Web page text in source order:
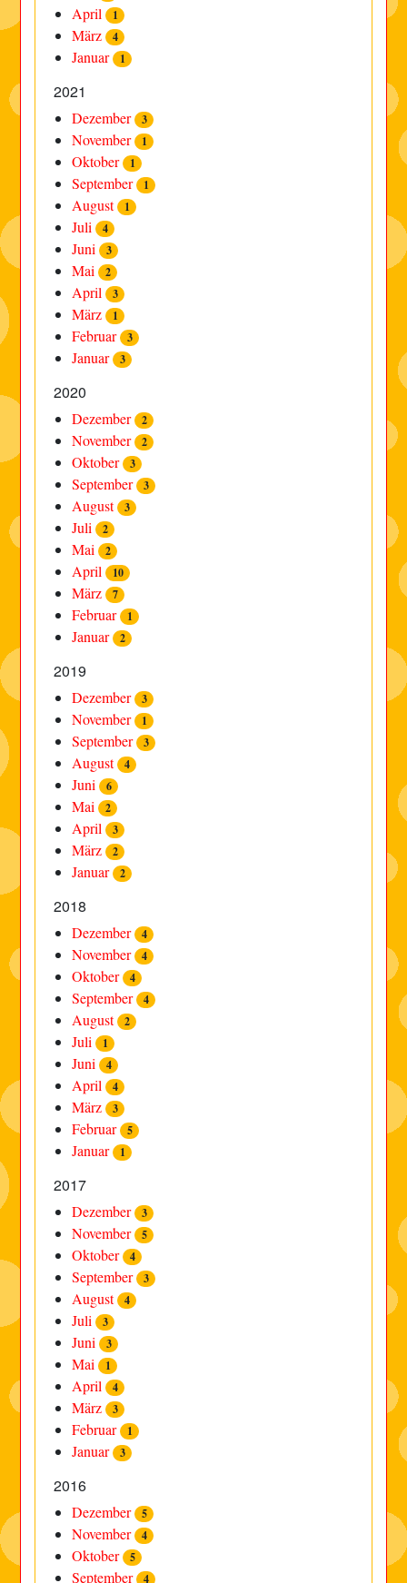
April 1
März 4
Januar 1
2021
Dezember 3
November 1
Oktober 1
September 1
August 1
Juli 4
Juni 3
Mai 2
April 3
März 1
Februar 3
Januar 3
2020
Dezember 2
November 2
Oktober 3
September 3
August 3
Juli 2
Mai 2
April 10
März 7
Februar 1
Januar 2
2019
Dezember 3
November 1
September 3
August 4
Juni 6
Mai 2
April 3
März 2
Januar 2
2018
Dezember 4
November 4
Oktober 4
September 4
August 2
Juli 1
Juni 4
April 4
März 3
Februar 5
Januar 1
2017
Dezember 3
November 5
Oktober 4
September 3
August 4
Juli 3
Juni 3
Mai 1
April 4
März 3
Februar 1
Januar 3
2016
Dezember 5
November 4
Oktober 5
September 4